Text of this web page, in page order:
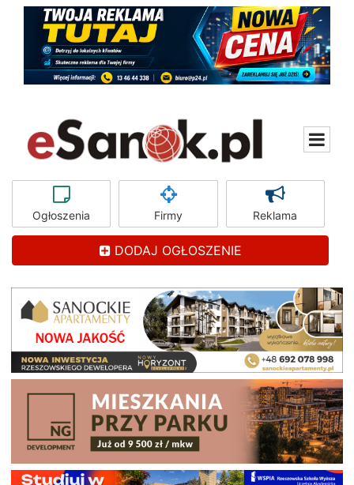
Ogłoszenia Firmy Reklama
DODAJ OGŁOSZENIE